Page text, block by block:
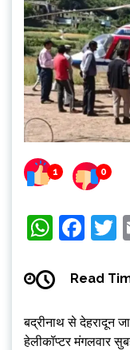
1 0
Read
बद्रीनाथ से देहरादून
हेलीकॉप्टर मंगलवार